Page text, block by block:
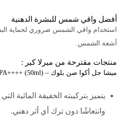
أفضل واقي شمس للبشرة الدهنية
استخدام واقي الشمس ضروري لحماية
أشعة الشمس.
منتجات مقترحة من ميرلا كير :
ميشا جل أكوا صن بلوك – Missha Aqua Sun SPF50+ PA++++ (50ml)
يتميز بتركيبته الخفيفة المائية
وانتعاشًا دون ترك أي أثر دهني.